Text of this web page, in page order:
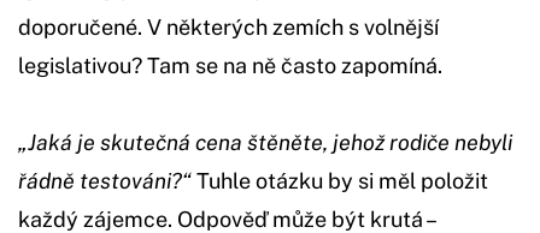
doporučené. V některých zemích s volnější
legislativou? Tam se na ně často zapomíná.
„Jaká je skutečná cena štěněte, jehož rodiče nebyli
řádně testováni?“Tuhle otázku by si měl položit
každý zájemce. Odpověď může být krutá –